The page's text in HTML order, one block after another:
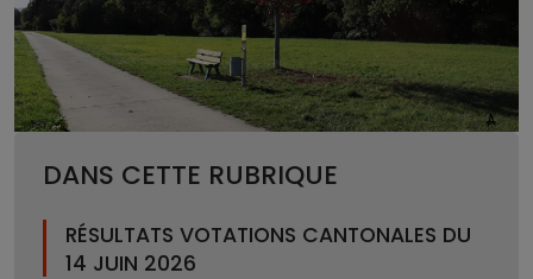
DANS CETTE RUBRIQUE
RÉSULTATS VOTATIONS CANTONALES DU
14 JUIN 2026